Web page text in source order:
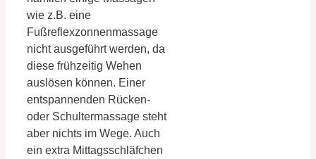
wie z.B. eine
Fußreflexzonnenmassage
nicht ausgeführt werden, da
diese frühzeitig Wehen
auslösen können. Einer
entspannenden Rücken-
oder Schultermassage steht
aber nichts im Wege. Auch
ein extra Mittagsschläfchen